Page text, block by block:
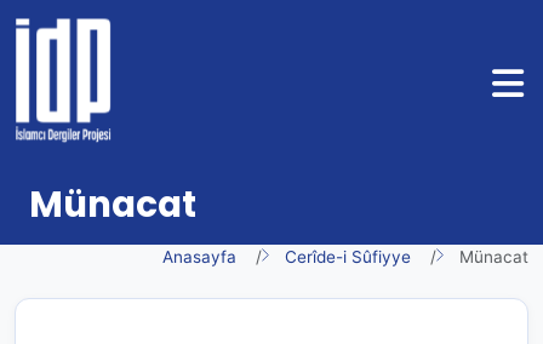
Münacat
Anasayfa Cerîde-i Sûfiyye Münacat